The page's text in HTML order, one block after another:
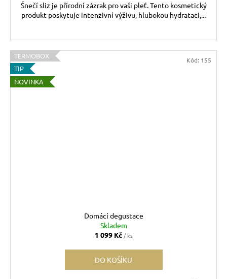
Šnečí sliz je přírodní zázrak pro vaši pleť. Tento kosmetický
produkt poskytuje intenzivní výživu, hlubokou hydrataci,...
TERMOBOX
TIP
NOVINKA
Domácí degustace
Skladem
1 099 Kč/ ks
DO KOŠÍKU
Kód: 155